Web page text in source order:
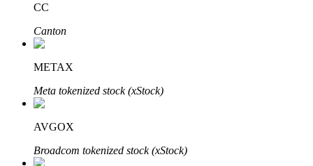
Aprenda a apostar
Aprenda como ganhar renda passiva
Bitrue
AI
CC
Canton
METAX
Meta tokenized stock (xStock)
AVGOX
Broadcom tokenized stock (xStock)